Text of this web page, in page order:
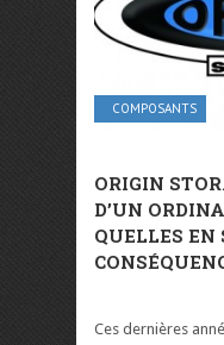
COMPOSANTS
ORIGIN
D’UN
QUELLES EN
Ces dernières